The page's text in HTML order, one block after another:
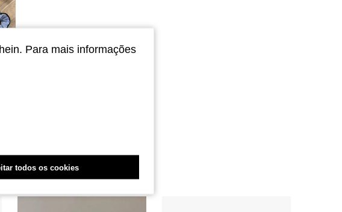
Para mais informações
todos os cookies